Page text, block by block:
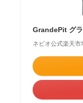
GrandePit グ
ネビオ公式楽天市